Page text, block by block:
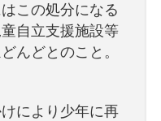
この処分になる
自立支援施設等
んどとのこと。
により少年に再